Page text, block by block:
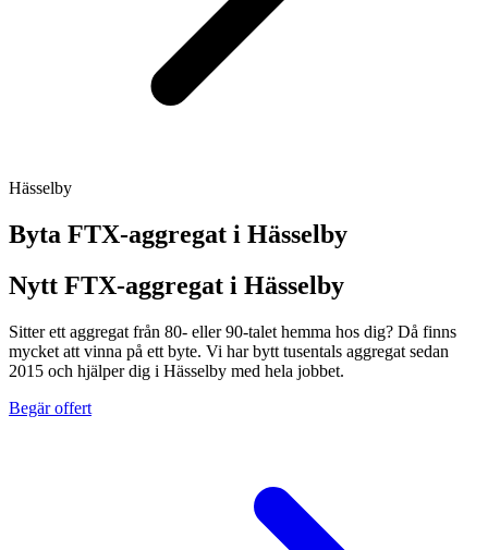
Hässelby
Byta FTX-aggregat i Hässelby
Nytt FTX-aggregat i Hässelby
Sitter ett aggregat från 80- eller 90-talet hemma hos dig? Då finns
mycket att vinna på ett byte. Vi har bytt tusentals aggregat sedan
2015 och hjälper dig i Hässelby med hela jobbet.
Begär offert